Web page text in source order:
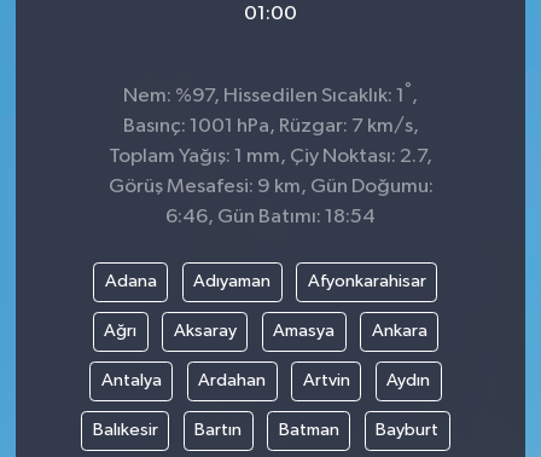
01:00
Nem: %97, Hissedilen Sıcaklık: 1 ° ,
Basınç: 1001 hPa, Rüzgar: 7 km/s,
Toplam Yağış: 1 mm, Çiy Noktası: 2.7,
Görüş Mesafesi: 9 km, Gün Doğumu:
6:46, Gün Batımı: 18:54
Adana Adıyaman Afyonkarahisar
Ağrı Aksaray Amasya Ankara
Antalya Ardahan Artvin Aydın
Balıkesir Bartın Batman Bayburt